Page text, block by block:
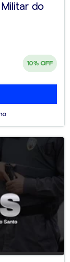
do
10% OFF